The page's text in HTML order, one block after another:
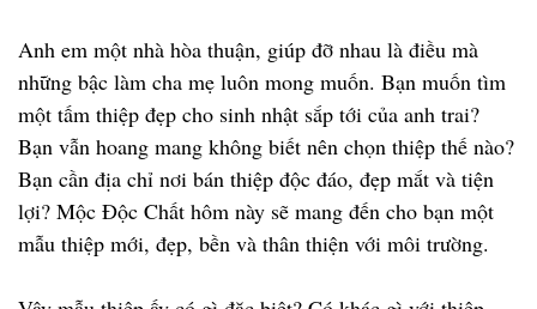
Anh em một nhà hòa thuận, giúp đỡ nhau là điều mà
những bậc làm cha mẹ luôn mong muốn. Bạn muốn tìm
một tấm thiệp đẹp cho sinh nhật sắp tới của anh trai?
Bạn vẫn hoang mang không biết nên chọn thiệp thế nào?
Bạn cần địa chỉ nơi bán thiệp độc đáo, đẹp mắt và tiện
lợi? Mộc Độc Chất hôm này sẽ mang đến cho bạn một
mẫu thiệp mới, đẹp, bền và thân thiện với môi trường.